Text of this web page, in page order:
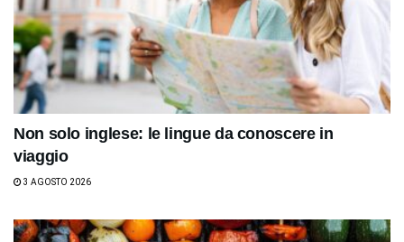
Non solo inglese: le lingue da conoscere in
viaggio
3 AGOSTO 2026